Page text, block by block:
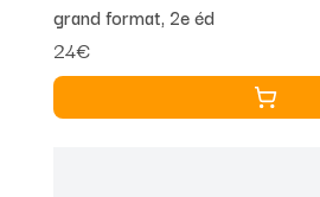
grand format, 2e éd
24€